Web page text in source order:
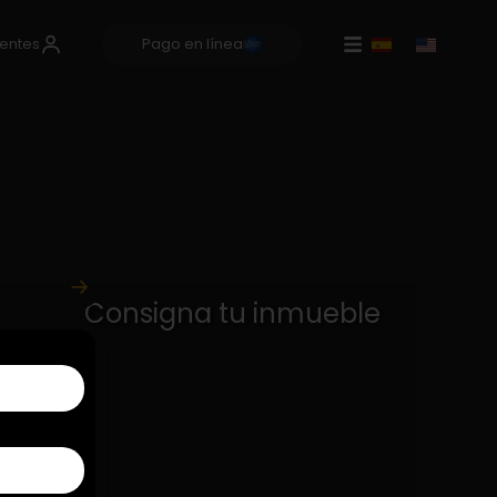
Pago en línea
Consigna tu inmueble
Si quieres consignar
tu inmueble